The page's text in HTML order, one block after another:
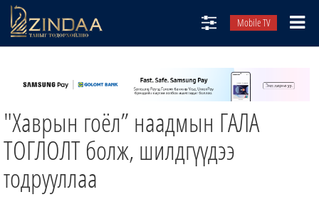
Mobile TV
ТВ8
ӨГЛӨӨНИЙ СОНИН
АУДИО ЗОХИОЛ
"Хаврын гоёл” наадмын ГАЛА
ТОГЛОЛТ болж, шилдгүүдээ
тодрууллаа